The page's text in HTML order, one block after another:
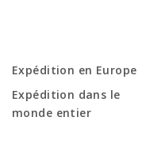
Expédition en Europe
Expédition dans le
monde entier